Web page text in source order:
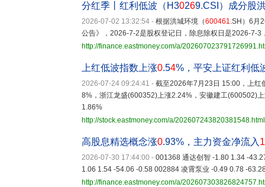
分红季丨红利低波（H30269.CSI）成分股
2026-07-02 13:32:54 - 根据洪城环境（600461.SH）6月
公告》，2026-7-2是股权登记日，除息除权日是2026-7-3
http://finance.eastmoney.com/a/
上红低波指数上涨0.54%，平安上证红利低
2026-07-24 09:24:41 - 截至2026年7月23日 15:00，上
8%，浙江龙盛(600352)上涨2.24%，安徽建工(600502)
1.86%
http://stock.eastmoney.com/a/202607243820381548.html
高股息精选概念涨0.93%，主力资金净流入 1
2026-07-30 17:44:00 - 001368 通达创智 -1.80 1.34 -
1.06 1.54 -54.06 -0.58 002884 凌霄泵业 -0.49 0.78 -
http://finance.eastmoney.com/a/